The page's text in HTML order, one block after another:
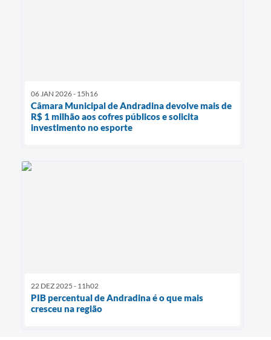
06 JAN 2026 - 15h16
Câmara Municipal de Andradina devolve mais de
R$ 1 milhão aos cofres públicos e solicita
investimento no esporte
22 DEZ 2025 - 11h02
PIB percentual de Andradina é o que mais
cresceu na região